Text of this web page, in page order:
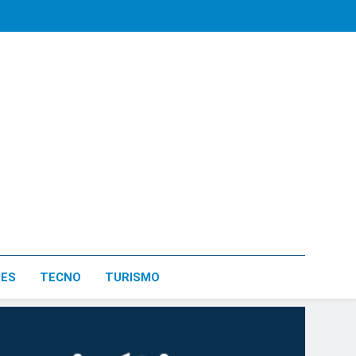
TECNO TURISMO